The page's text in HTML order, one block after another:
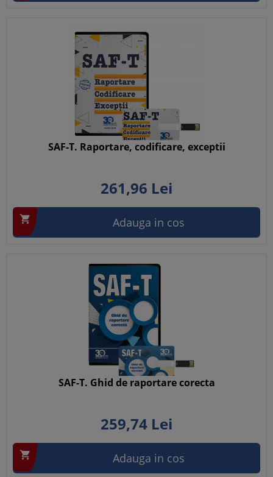
SAF-T. Raportare, codificare, exceptii
261,96 Lei
 Adauga in cos
SAF-T. Ghid de raportare corecta
259,74 Lei
 Adauga in cos